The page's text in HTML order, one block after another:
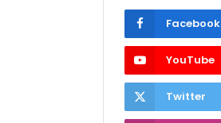
Facebook
YouTube
Twitter